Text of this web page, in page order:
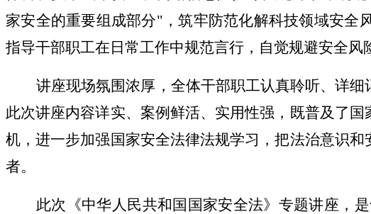
家安全的重要组成部分"，筑牢防范化解科技领域安全
指导干部职工在日常工作中规范言行，自觉规避安全风
讲座现场氛围浓厚，全体干部职工认真聆听、详
此次讲座内容详实、案例鲜活、实用性强，既普及了
机，进一步加强国家安全法律法规学习，把法治意识
者。
此次《中华人民共和国 国家安全法》专题讲座，